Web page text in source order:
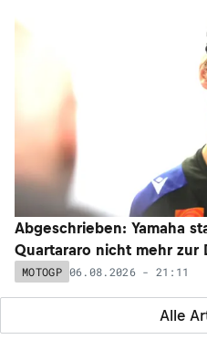
Alle
Abgeschrieben: Yamaha
Quartararo nicht mehr zur
MOTOGP 06.08.2026 - 21:11